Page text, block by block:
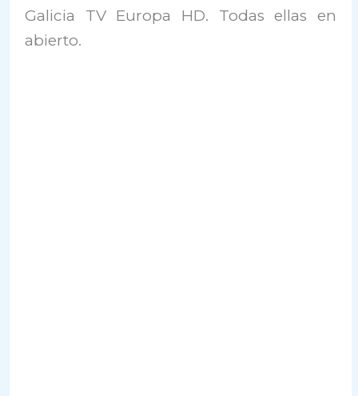
Galicia TV Europa HD. Todas ellas en
abierto.